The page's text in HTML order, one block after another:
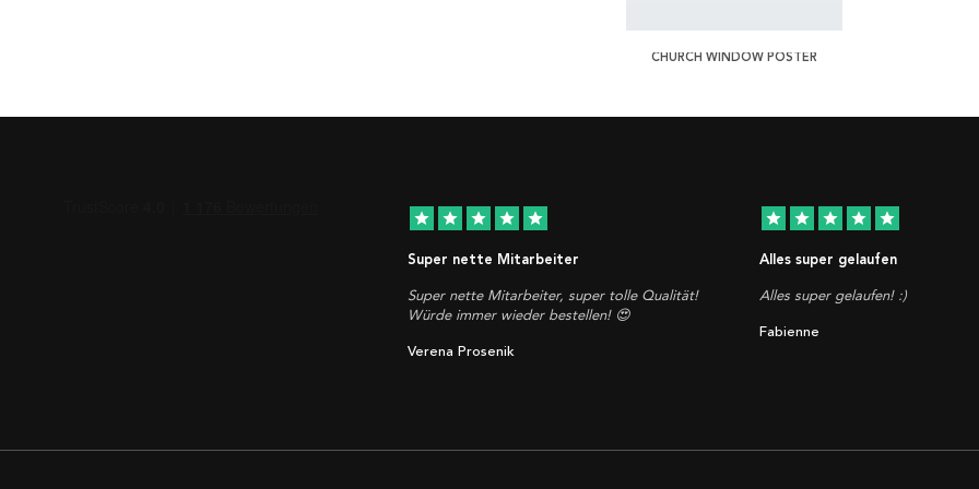
CHURCH WINDOW POSTER
star star star star star
Super nette Mitarbeiter
Super nette Mitarbeiter, super tolle Qualität!
Würde immer wieder bestellen! 😍
Verena Prosenik
star star star star star
Alles super gelaufen
Alles super gelaufen! :)
Fabienne